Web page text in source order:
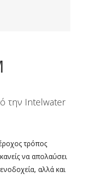
την Intelwater
τρόπος
να απολαύσει
αλλά και